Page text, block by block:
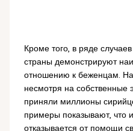
Кроме того, в ряде
страны демонстрируют
отношению к беженцам.
несмотря на собственные
приняли миллионы
примеры показывают, что
отказывается от помощи